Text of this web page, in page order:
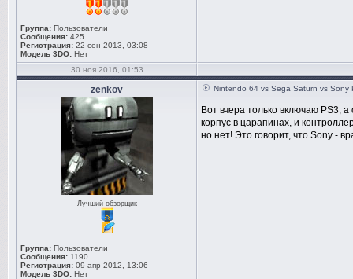
Группа: Пользователи
Сообщения: 425
Регистрация: 22 сен 2013, 03:08
Модель 3DO: Нет
30 ноя 2016, 01:53
zenkov
Лучший обзорщик
Группа: Пользователи
Сообщения: 1190
Регистрация: 09 апр 2012, 13:06
Модель 3DO: Нет
Nintendo 64 vs Sega Saturn vs Sony
Вот вчера только включаю PS3,
корпус в царапинах, и
но нет! Это говорит, что Sony -